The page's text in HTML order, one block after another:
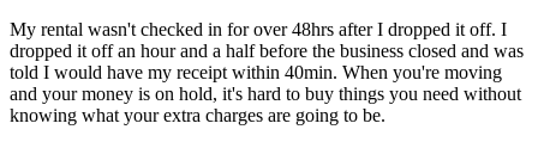
My rental wasn't checked in for over 48hrs after I dropped it off. I
dropped it off an hour and a half before the business closed and was
told I would have my receipt within 40min. When you're moving
and your money is on hold, it's hard to buy things you need without
knowing what your extra charges are going to be.